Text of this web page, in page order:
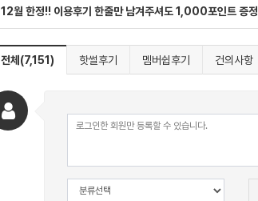
12월 한정!! 이용후기 한줄만 남겨주셔도 1,000포인트 증정
전체(7,151) 핫썰후기 멤버쉽후기 건의사항